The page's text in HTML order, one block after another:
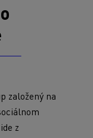
založený na
z